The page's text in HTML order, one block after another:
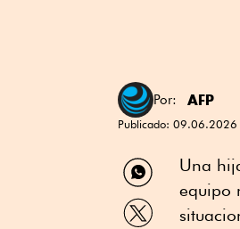
Por: AFP
Publicado: 09.06.2026
Compartir
por
WhatsApp
Compartir
por
Una
equipo